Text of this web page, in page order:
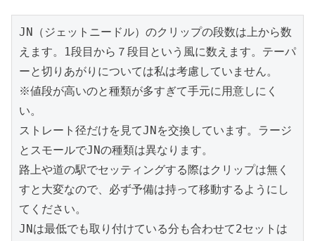
JN（ジェットニードル）のクリップの段数は上から数
えます。1段目から７段目という風に数えます。テーパ
ーと切りあがりについては私は考慮していません。
※値段が高いのと種類が多すぎて手元に用意しにく
い。
ストレート径だけを見てJNを交換しています。ラージ
とスモールでJNの種類は異なります。
路上や道の駅でセッティングする際はクリップは無く
すと大変なので、必ず予備は持って移動するようにし
てください。
JNは最低でも取り付けている分も合わせて2セットは